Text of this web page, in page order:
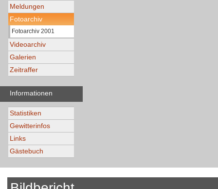
Meldungen
Fotoarchiv
Fotoarchiv 2001
Videoarchiv
Galerien
Zeitraffer
Informationen
Statistiken
Gewitterinfos
Links
Gästebuch